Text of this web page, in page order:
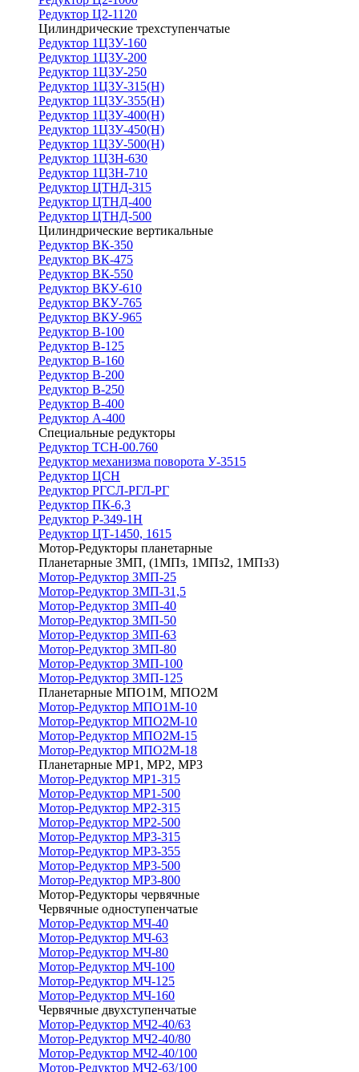
Редуктор Ц2-1120
Цилиндрические трехступенчатые
Редуктор 1Ц3У-160
Редуктор 1Ц3У-200
Редуктор 1Ц3У-250
Редуктор 1Ц3У-315(Н)
Редуктор 1Ц3У-355(Н)
Редуктор 1Ц3У-400(Н)
Редуктор 1Ц3У-450(Н)
Редуктор 1Ц3У-500(Н)
Редуктор 1Ц3Н-630
Редуктор 1Ц3Н-710
Редуктор ЦТНД-315
Редуктор ЦТНД-400
Редуктор ЦТНД-500
Цилиндрические вертикальные
Редуктор ВК-350
Редуктор ВК-475
Редуктор ВК-550
Редуктор ВКУ-610
Редуктор ВКУ-765
Редуктор ВКУ-965
Редуктор В-100
Редуктор В-125
Редуктор В-160
Редуктор В-200
Редуктор В-250
Редуктор В-400
Редуктор А-400
Специальные редукторы
Редуктор ТСН-00.760
Редуктор механизма поворота У-3515
Редуктор ЦСН
Редуктор РГСЛ-РГЛ-РГ
Редуктор ПК-6,3
Редуктор Р-349-1Н
Редуктор ЦТ-1450, 1615
Мотор-Редукторы планетарные
Планетарные 3МП, (1МПз, 1МПз2, 1МПз3)
Мотор-Редуктор 3МП-25
Мотор-Редуктор 3МП-31,5
Мотор-Редуктор 3МП-40
Мотор-Редуктор 3МП-50
Мотор-Редуктор 3МП-63
Мотор-Редуктор 3МП-80
Мотор-Редуктор 3МП-100
Мотор-Редуктор 3МП-125
Планетарные МПО1М, МПО2М
Мотор-Редуктор МПО1М-10
Мотор-Редуктор МПО2М-10
Мотор-Редуктор МПО2М-15
Мотор-Редуктор МПО2М-18
Планетарные МР1, МР2, МР3
Мотор-Редуктор МР1-315
Мотор-Редуктор МР1-500
Мотор-Редуктор МР2-315
Мотор-Редуктор МР2-500
Мотор-Редуктор МР3-315
Мотор-Редуктор МР3-355
Мотор-Редуктор МР3-500
Мотор-Редуктор МР3-800
Мотор-Редукторы червячные
Червячные одноступенчатые
Мотор-Редуктор МЧ-40
Мотор-Редуктор МЧ-63
Мотор-Редуктор МЧ-80
Мотор-Редуктор МЧ-100
Мотор-Редуктор МЧ-125
Мотор-Редуктор МЧ-160
Червячные двухступенчатые
Мотор-Редуктор МЧ2-40/63
Мотор-Редуктор МЧ2-40/80
Мотор-Редуктор МЧ2-40/100
Мотор-Редуктор МЧ2-63/100